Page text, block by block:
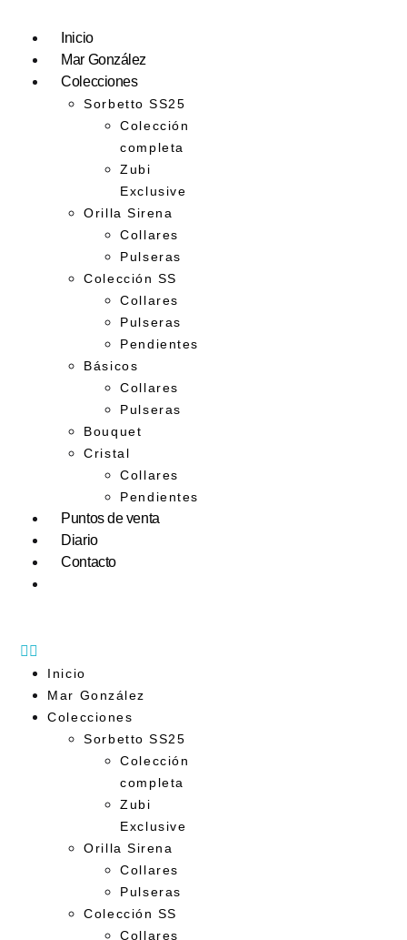
Inicio
Mar González
Colecciones
Sorbetto SS25
Colección
completa
Zubi
Exclusive
Orilla Sirena
Collares
Pulseras
Colección SS
Collares
Pulseras
Pendientes
Básicos
Collares
Pulseras
Bouquet
Cristal
Collares
Pendientes
Puntos de venta
Diario
Contacto
Inicio
Mar González
Colecciones
Sorbetto SS25
Colección
completa
Zubi
Exclusive
Orilla Sirena
Collares
Pulseras
Colección SS
Collares